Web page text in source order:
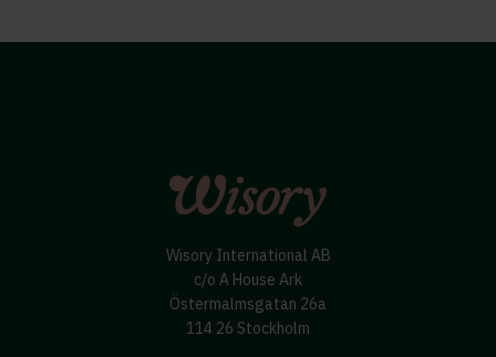
Wisory International AB
c/o A House Ark
Östermalmsgatan 26a
114 26 Stockholm